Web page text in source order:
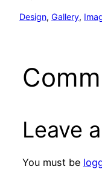
Design, Gallery,
Leave
You must be